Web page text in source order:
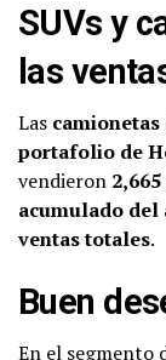
SUVs y
las
Las
portafolio de
vendieron
acumulado del
ventas totales.
Buen
En el segmento